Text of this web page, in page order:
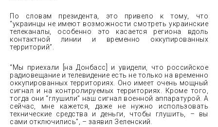
По словам президента, это привело к тому, что
“украинцы не имеют возможности смотреть украинские
телеканалы, особенно это касается региона вдоль
контактной линии и временно оккупированных
территорий”.
“Мы приехали [на Донбасс] и увидели, что российское
радиовещание и телевидение есть не только на временно
оккупированных территориях. Оно имеет очень мощный
сигнал и на контролируемых территориях. Кроме того,
тогда они “глушили” наш сигнал военной аппаратурой. А
сейчас, мне кажется, даже не нужно использовать
технические средства и деньги, чтобы глушить, – вы
сами отключились”, – заявил Зеленский.